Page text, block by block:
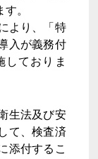
。
より、「特
入が義務付
しておりま
生法及び安
て、検査済
添付するこ